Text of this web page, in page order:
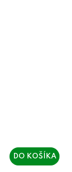
DO KOŠÍKA